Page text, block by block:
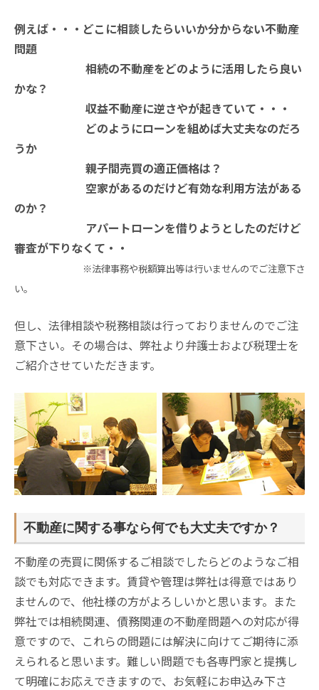
例えば・・・どこに相談したらいいか分からない不動産
問題
相続の不動産をどのように活用したら良い
かな？
収益不動産に逆さやが起きていて・・・
どのようにローンを組めば大丈夫なのだろ
うか
親子間売買の適正価格は？
空家があるのだけど有効な利用方法がある
のか？
アパートローンを借りようとしたのだけど
審査が下りなくて・・
※法律事務や税額算出等は行いませんのでご注意下さ
い。
但し、法律相談や税務相談は行っておりませんのでご注
意下さい。その場合は、弊社より弁護士および税理士を
ご紹介させていただきます。
不動産に関する事なら何でも大丈夫ですか？
不動産の売買に関係するご相談でしたらどのようなご相
談でも対応できます。賃貸や管理は弊社は得意ではあり
ませんので、他社様の方がよろしいかと思います。また
弊社では相続関連、債務関連の不動産問題への対応が得
意ですので、これらの問題には解決に向けてご期待に添
えられると思います。難しい問題でも各専門家と提携し
て明確にお応えできますので、お気軽にお申込み下さ